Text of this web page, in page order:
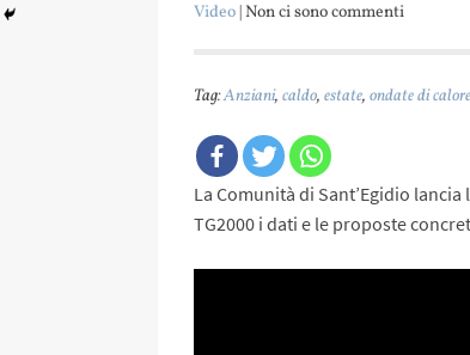
Video| Non ci sono commenti
Tag:Anziani, caldo, estate, ondate di calore
La Comunità di Sant’Egidio
TG2000 i dati e le proposte